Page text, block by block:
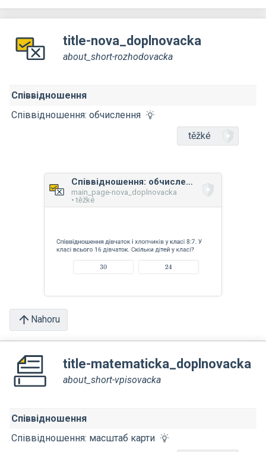
title-nova_doplnovacka
about_short-rozhodovacka
Співвідношення
Співвідношення: обчислення
těžké
Співвідношення: обчислення
main_page-nova_doplnovacka
• těžké
Nahoru
title-matematicka_doplnovacka
about_short-vpisovacka
Співвідношення
Співвідношення: масштаб карти